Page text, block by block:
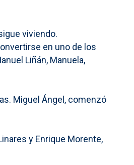
viviendo.
en uno de los
Liñán, Manuela,
Miguel Ángel, comenzó
y Enrique Morente,